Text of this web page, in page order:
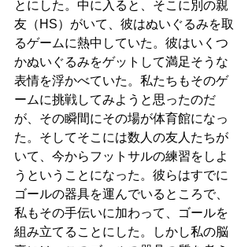
とにした。中に入ると、そこに別の親
友（HS）がいて、彼はぬいぐるみを取
るゲームに熱中していた。彼はいくつ
かぬいぐるみをゲットして満足そうな
表情を浮かべていた。私たちもそのゲ
ームに挑戦してみようと思ったのだ
が、その瞬間にその場が体育館になっ
た。そしてそこには数人の友人たちが
いて、今からフットサルの練習をしよ
うということになった。彼らはすでに
ゴールの器具を運んでいるところで、
私もその手伝いに加わって、ゴールを
組み立てることにした。しかし私の脳